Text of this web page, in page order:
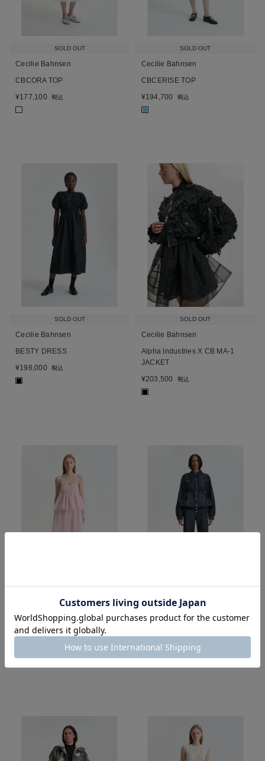
SOLD OUT
Cecilie Bahnsen
CBCORA TOP
¥177,100 税込
SOLD OUT
Cecilie Bahnsen
CBCERISE TOP
¥194,700 税込
■
SOLD OUT
Cecilie Bahnsen
BESTY DRESS
¥198,000 税込
■
SOLD OUT
Cecilie Bahnsen
Alpha Industries X CB MA-1
JACKET
¥203,500 税込
■
SOLD OUT
Cecilie Bahnsen
CBSELENA TOP
SOLD OUT
Cecilie Bahnsen
¥238,700 税込